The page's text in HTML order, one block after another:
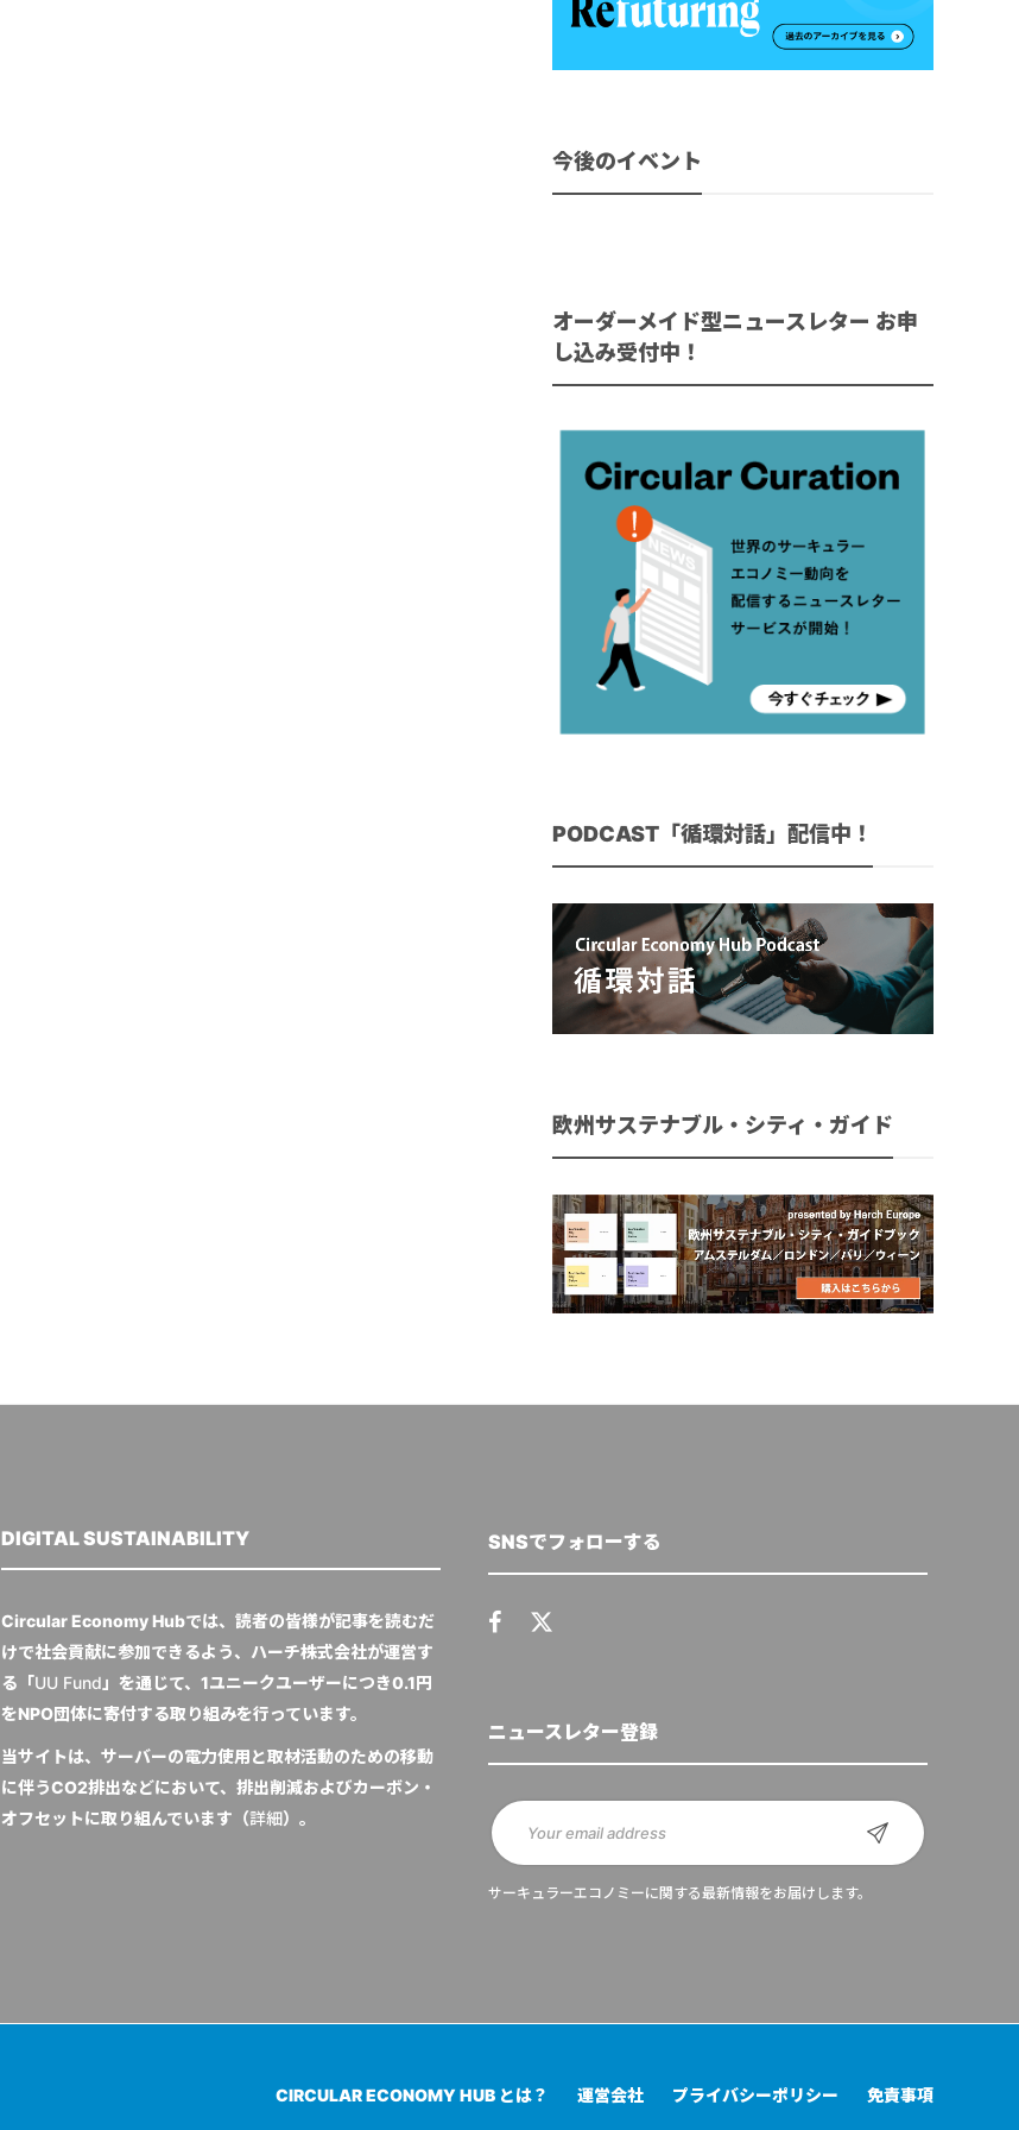
今後のイベント
オーダーメイド型ニュースレター お申
し込み受付中！
PODCAST「循環対話」配信中！
欧州サステナブル・シティ・ガイド
DIGITAL SUSTAINABILITY
Circular Economy Hubでは、読者の皆様が記事を読むだ
けで社会貢献に参加できるよう、ハーチ株式会社が運営す
る「UU Fund」を通じて、1ユニークユーザーにつき0.1円
をNPO団体に寄付する取り組みを行っています。
当サイトは、サーバーの電力使用と取材活動のための移動
に伴うCO2排出などにおいて、排出削減およびカーボン・
オフセットに取り組んでいます（詳細）。
SNSでフォローする
ニュースレター登録
サーキュラーエコノミーに関する最新情報をお届けします。
CIRCULAR ECONOMY HUB とは？ 運営会社 プライバシーポリシー 免責事項